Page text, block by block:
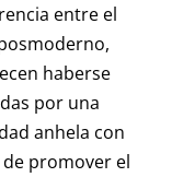
entre el
haberse
por una
anhela con
promover el